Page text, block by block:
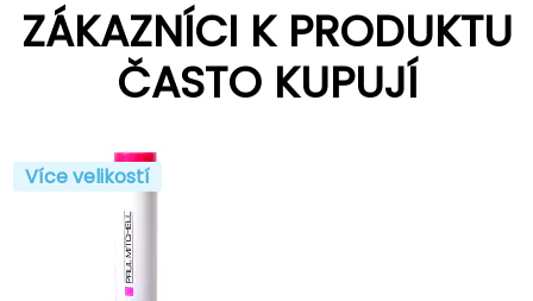
ZÁKAZNÍCI K PRODUKTU
ČASTO KUPUJÍ
Více velikostí